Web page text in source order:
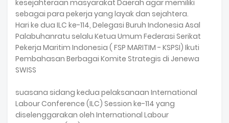
kesejahteraan masyarakat Daerah agar memiliki
sebagai para pekerja yang layak dan sejahtera.
Hari ke dua ILC ke-114, Delegasi Buruh Indonesia Asal
Palabuhanratu selalu Ketua Umum Federasi Serikat
Pekerja Maritim Indonesia ( FSP MARITIM - KSPSI) Ikuti
Pembahasan Berbagai Komite Strategis di Jenewa
SWISS
suasana sidang kedua pelaksanaan International
Labour Conference (ILC) Session ke-114 yang
diselenggarakan oleh International Labour